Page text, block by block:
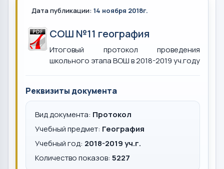
Дата публикации: 14 ноября 2018г.
СОШ №11 география
Итоговый протокол проведения
школьного этапа ВОШ в 2018-2019 уч.году
Реквизиты документа
Вид документа: Протокол
Учебный предмет: География
Учебный год: 2018-2019 уч.г.
Количество показов: 5227